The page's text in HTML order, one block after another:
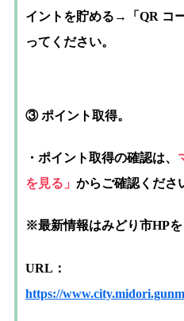
イントを貯める→「QR コ
ってください。
③ ポイント取得。
・ ポイント取得の確認は、
を見る」 からご確認くださ
※最新情報はみどり市HPを
URL：
https://